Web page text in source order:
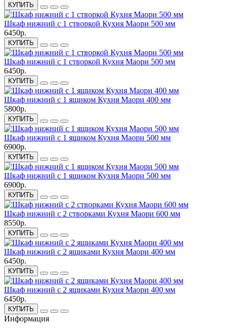
КУПИТЬ
Шкаф нижний с 1 створкой Кухня Маори 500 мм
6450р.
КУПИТЬ
Шкаф нижний с 1 створкой Кухня Маори 500 мм
6450р.
КУПИТЬ
Шкаф нижний с 1 ящиком Кухня Маори 400 мм
5800р.
КУПИТЬ
Шкаф нижний с 1 ящиком Кухня Маори 500 мм
6900р.
КУПИТЬ
Шкаф нижний с 1 ящиком Кухня Маори 500 мм
6900р.
КУПИТЬ
Шкаф нижний с 2 створками Кухня Маори 600 мм
8550р.
КУПИТЬ
Шкаф нижний с 2 ящиками Кухня Маори 400 мм
6450р.
КУПИТЬ
Шкаф нижний с 2 ящиками Кухня Маори 400 мм
6450р.
КУПИТЬ
Информация